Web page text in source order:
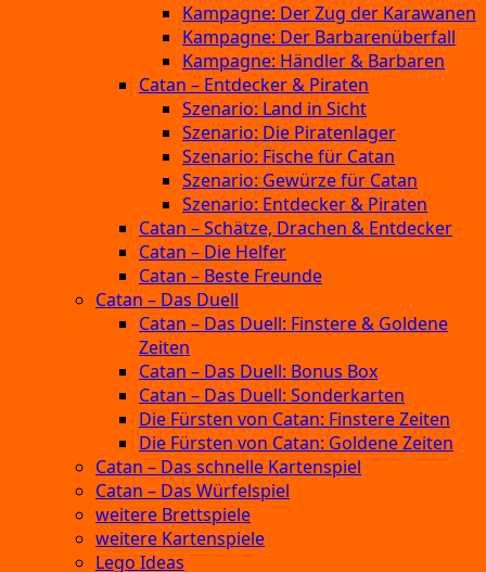
Kampagne: Der Zug der Karawanen
Kampagne: Der Barbarenüberfall
Kampagne: Händler & Barbaren
Catan – Entdecker & Piraten
Szenario: Land in Sicht
Szenario: Die Piratenlager
Szenario: Fische für Catan
Szenario: Gewürze für Catan
Szenario: Entdecker & Piraten
Catan – Schätze, Drachen & Entdecker
Catan – Die Helfer
Catan – Beste Freunde
Catan – Das Duell
Catan – Das Duell: Finstere & Goldene
Zeiten
Catan – Das Duell: Bonus Box
Catan – Das Duell: Sonderkarten
Die Fürsten von Catan: Finstere Zeiten
Die Fürsten von Catan: Goldene Zeiten
Catan – Das schnelle Kartenspiel
Catan – Das Würfelspiel
weitere Brettspiele
weitere Kartenspiele
Lego Ideas